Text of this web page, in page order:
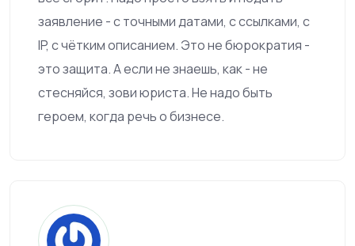
заявление - с точными датами, с ссылками, с
IP, с чётким описанием. Это не бюрократия -
это защита. А если не знаешь, как - не
стесняйся, зови юриста. Не надо быть
героем, когда речь о бизнесе.